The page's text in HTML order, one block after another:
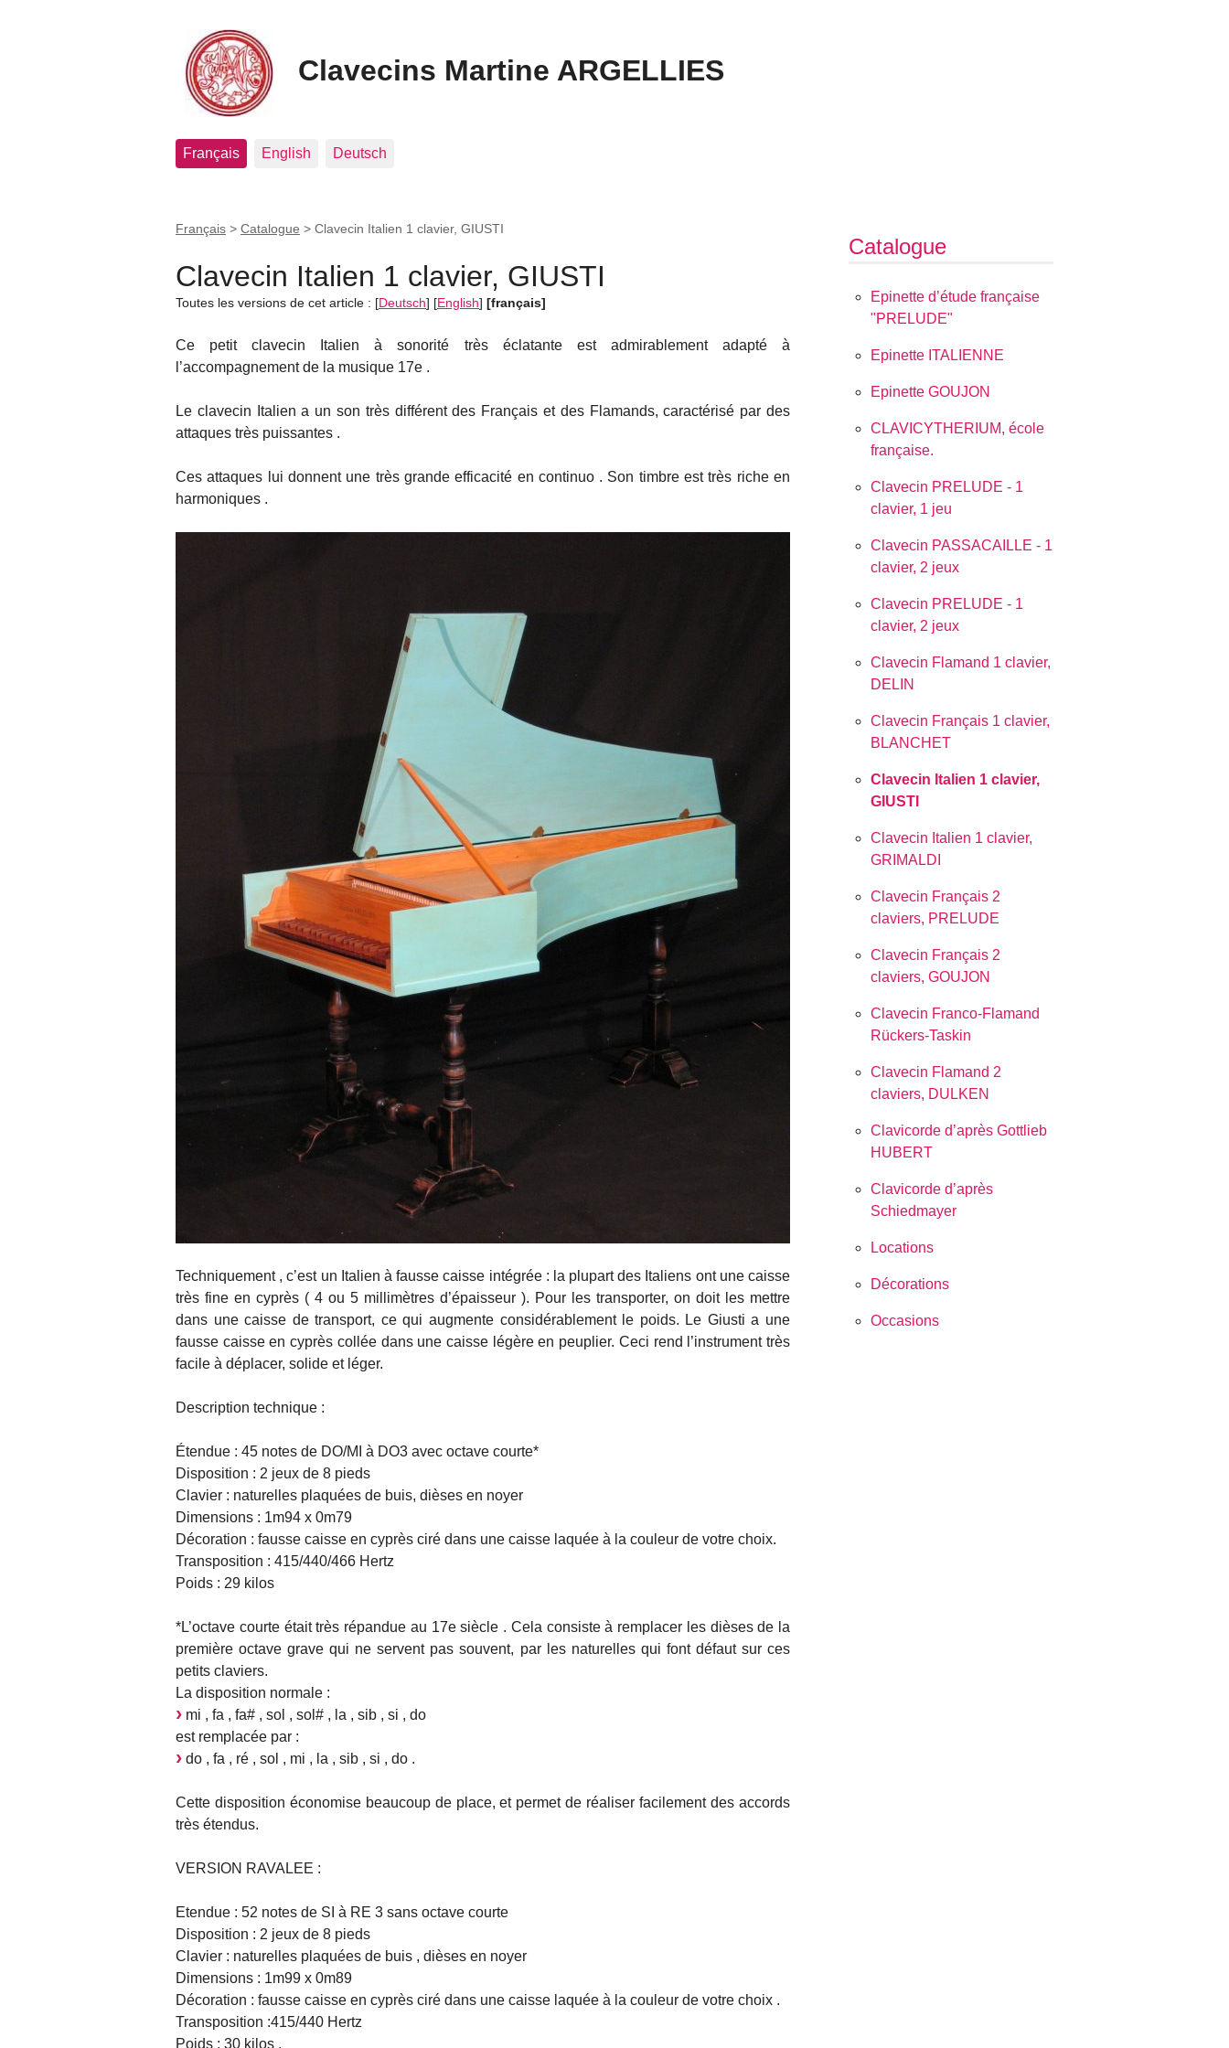
Clavecins Martine ARGELLIES
Français English Deutsch
Français > Catalogue > Clavecin Italien 1 clavier, GIUSTI
Clavecin Italien 1 clavier, GIUSTI
Toutes les versions de cet article : [Deutsch] [English] [français]
Ce petit clavecin Italien à sonorité très éclatante est admirablement adapté à
l’accompagnement de la musique 17e .
Le clavecin Italien a un son très différent des Français et des Flamands, caractérisé par des
attaques très puissantes .
Ces attaques lui donnent une très grande efficacité en continuo . Son timbre est très riche en
harmoniques .
Techniquement , c’est un Italien à fausse caisse intégrée : la plupart des Italiens ont une caisse
très fine en cyprès ( 4 ou 5 millimètres d’épaisseur ). Pour les transporter, on doit les mettre
dans une caisse de transport, ce qui augmente considérablement le poids. Le Giusti a une
fausse caisse en cyprès collée dans une caisse légère en peuplier. Ceci rend l’instrument très
facile à déplacer, solide et léger.
Description technique :
Étendue : 45 notes de DO/MI à DO3 avec octave courte*
Disposition : 2 jeux de 8 pieds
Clavier : naturelles plaquées de buis, dièses en noyer
Dimensions : 1m94 x 0m79
Décoration : fausse caisse en cyprès ciré dans une caisse laquée à la couleur de votre choix.
Transposition : 415/440/466 Hertz
Poids : 29 kilos
*L’octave courte était très répandue au 17e siècle . Cela consiste à remplacer les dièses de la
première octave grave qui ne servent pas souvent, par les naturelles qui font défaut sur ces
petits claviers.
La disposition normale :
mi , fa , fa# , sol , sol# , la , sib , si , do
est remplacée par :
do , fa , ré , sol , mi , la , sib , si , do .
Cette disposition économise beaucoup de place, et permet de réaliser facilement des accords
très étendus.
VERSION RAVALEE :
Etendue : 52 notes de SI à RE 3 sans octave courte
Disposition : 2 jeux de 8 pieds
Clavier : naturelles plaquées de buis , dièses en noyer
Dimensions : 1m99 x 0m89
Décoration : fausse caisse en cyprès ciré dans une caisse laquée à la couleur de votre choix .
Transposition :415/440 Hertz
Poids : 30 kilos .
Catalogue
Epinette d’étude française
"PRELUDE"
Epinette ITALIENNE
Epinette GOUJON
CLAVICYTHERIUM, école
française.
Clavecin PRELUDE - 1
clavier, 1 jeu
Clavecin PASSACAILLE - 1
clavier, 2 jeux
Clavecin PRELUDE - 1
clavier, 2 jeux
Clavecin Flamand 1 clavier,
DELIN
Clavecin Français 1 clavier,
BLANCHET
Clavecin Italien 1 clavier,
GIUSTI
Clavecin Italien 1 clavier,
GRIMALDI
Clavecin Français 2
claviers, PRELUDE
Clavecin Français 2
claviers, GOUJON
Clavecin Franco-Flamand
Rückers-Taskin
Clavecin Flamand 2
claviers, DULKEN
Clavicorde d’après Gottlieb
HUBERT
Clavicorde d’après
Schiedmayer
Locations
Décorations
Occasions